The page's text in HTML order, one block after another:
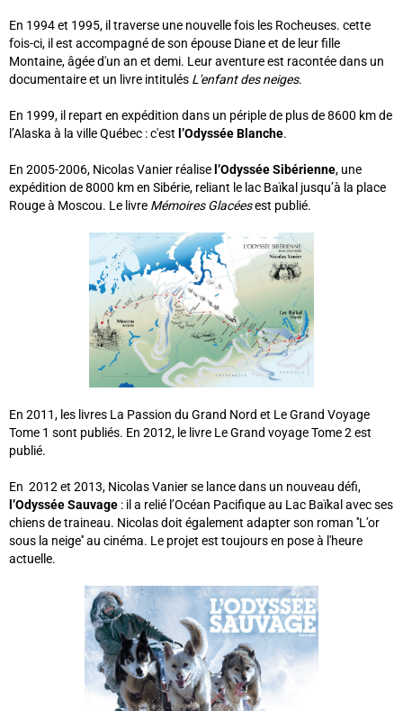
En 1994 et 1995, il traverse une nouvelle fois les Rocheuses. cette
fois-ci, il est accompagné de son épouse Diane et de leur fille
Montaine, âgée d'un an et demi. Leur aventure est racontée dans un
documentaire et un livre intitulés L'enfant des neiges.
En 1999, il repart en expédition dans un périple de plus de 8600 km de
l’Alaska à la ville Québec : c'est l’Odyssée Blanche.
En 2005-2006, Nicolas Vanier réalise l’Odyssée Sibérienne, une
expédition de 8000 km en Sibérie, reliant le lac Baïkal jusqu’à la place
Rouge à Moscou. Le livre Mémoires Glacéesest publié.
En 2011, les livres La Passion du Grand Nord et Le Grand Voyage
Tome 1 sont publiés. En 2012, le livre Le Grand voyage Tome 2 est
publié.
En 2012 et 2013, Nicolas Vanier se lance dans un nouveau défi,
l’Odyssée Sauvage : il a relié l’Océan Pacifique au Lac Baïkal avec ses
chiens de traineau. Nicolas doit également adapter son roman ''L’or
sous la neige'' au cinéma. Le projet est toujours en pose à l'heure
actuelle.